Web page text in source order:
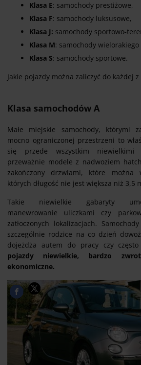
Klasa E: samochody prestiżowe,
Klasa F: samochody luksusowe,
Klasa J: samochody sportowo-
Klasa M: samochody
Klasa S: samochody sportowe.
Jakie pojazdy można zaliczyć do każdej z
Klasa samochodów A
Małe miejskie samochody, którymi
mocno ograniczonej przestrzeni to
się przede wszystkim
przeważnie modele z nadwoziem
zakończony drzwiami, które można
których długość nie jest większa niż 3,5
Takie niewielkie gabaryty
manewrowanie uliczkami czy
zatłoczonych lokalizacjach.
szczególnie rodzice na co dzień
dojeżdża autem do pracy czy
pojazdy niewielkie, bardzo
ekonomiczne.